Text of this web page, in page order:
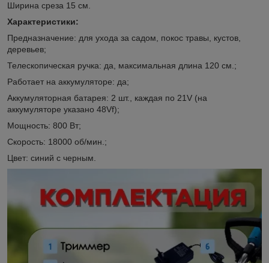
Ширина среза 15 см.
Характеристики:
Предназначение: для ухода за садом, покос травы, кустов,
деревьев;
Телескопическая ручка: да, максимальная длина 120 см.;
Работает на аккумуляторе: да;
Аккумуляторная батарея: 2 шт., каждая по 21V (на
аккумуляторе указано 48Vf);
Мощность: 800 Вт;
Скорость: 18000 об/мин.;
Цвет: синий с черным.